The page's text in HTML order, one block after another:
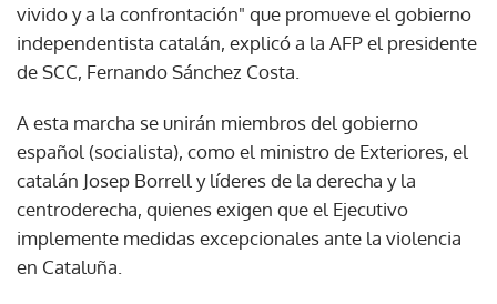
vivido y a la confrontación" que promueve el gobierno
independentista catalán, explicó a la AFP el presidente
de SCC, Fernando Sánchez Costa.
A esta marcha se unirán miembros del gobierno
español (socialista), como el ministro de Exteriores, el
catalán Josep Borrell y líderes de la derecha y la
centroderecha, quienes exigen que el Ejecutivo
implemente medidas excepcionales ante la violencia
en Cataluña.